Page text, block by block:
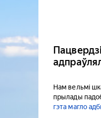
Нам вельмі
прылады
гэта магло